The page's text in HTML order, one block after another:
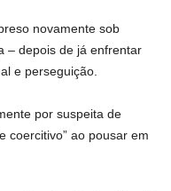
novamente sob
– depois de já enfrentar
e perseguição.
por suspeita de
coercitivo” ao pousar em